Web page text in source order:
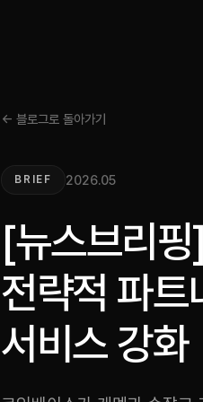
← 블로그로 돌아가기
BRIEF 2026.05
[뉴스브리
전략적 파
서비스 강화